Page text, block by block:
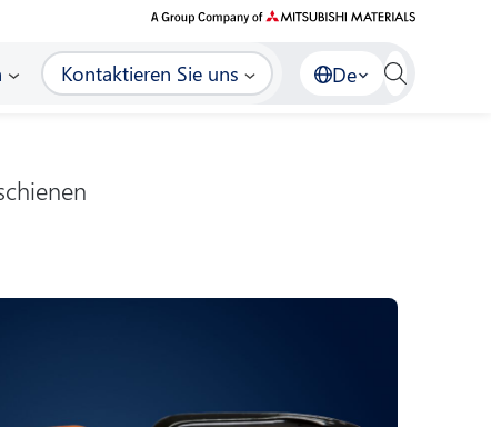
Kontaktieren Sie uns De